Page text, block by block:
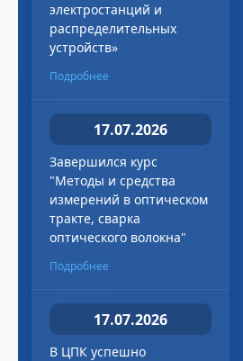
электростанций и
распределительных
устройств»
Подробнее
17.07.2026
Завершился курс
"Методы и средства
измерений в оптическом
тракте, сварка
оптического волокна"
Подробнее
17.07.2026
В ЦПК успешно